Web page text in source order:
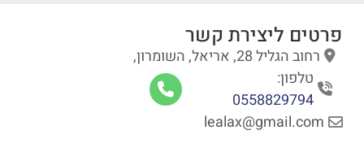
פרטים ליצירת קשר
רחוב הגליל 28, אריאל, השומרון,
טלפון:
0558829794
lealax@gmail.com